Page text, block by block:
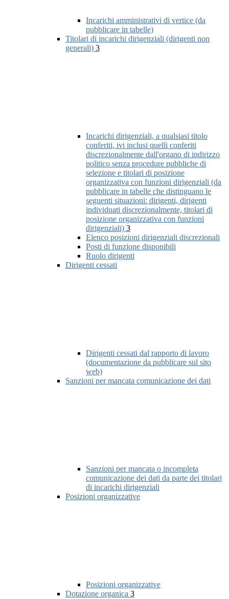
Incarichi amministrativi di vertice (da
pubblicare in tabelle)
Titolari di incarichi dirigenziali (dirigenti non
generali) 3
Incarichi dirigenziali, a qualsiasi titolo
conferiti, ivi inclusi quelli conferiti
discrezionalmente dall'organo di indirizzo
politico senza procedure pubbliche di
selezione e titolari di posizione
organizzativa con funzioni dirigenziali (da
pubblicare in tabelle che distinguano le
seguenti situazioni: dirigenti, dirigenti
individuati discrezionalmente, titolari di
posizione organizzativa con funzioni
dirigenziali) 3
Elenco posizioni dirigenziali discrezionali
Posti di funzione disponibili
Ruolo dirigenti
Dirigenti cessati
Dirigenti cessati dal rapporto di lavoro
(documentazione da pubblicare sul sito
web)
Sanzioni per mancata comunicazione dei dati
Sanzioni per mancata o incompleta
comunicazione dei dati da parte dei titolari
di incarichi dirigenziali
Posizioni organizzative
Posizioni organizzative
Dotazione organica 3